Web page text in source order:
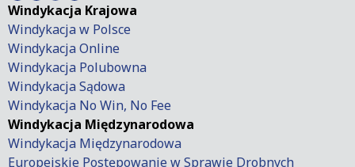
Windykacja Krajowa
Windykacja w Polsce
Windykacja Online
Windykacja Polubowna
Windykacja Sądowa
Windykacja No Win, No Fee
Windykacja Międzynarodowa
Windykacja Międzynarodowa
Europejskie Postępowanie w Sprawie Drobnych